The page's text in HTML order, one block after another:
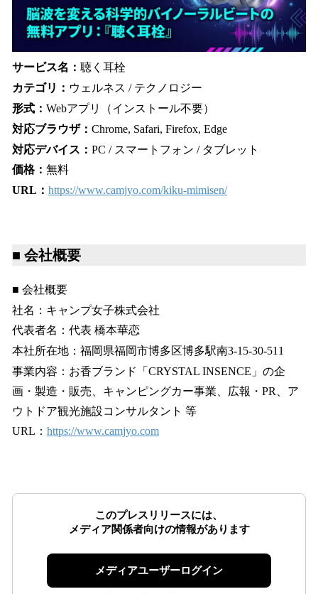
サービス名： 聴く耳栓
カテゴリ： ウェルネス / テクノロジー
形式： Webアプリ（インストール不要）
対応ブラウザ： Chrome, Safari, Firefox, Edge
対応デバイス： PC / スマートフォン / タブレット
価格： 無料
URL： https://www.camjyo.com/kiku-mimisen/
■ 会社概要
■ 会社概要
社名：キャンプ女子株式会社
代表者名：代表 橋本華恋
本社所在地：福岡県福岡市博多区博多駅南3-15-30-511
事業内容：お香ブランド「CRYSTAL INSENCE」の企
画・製造・販売、キャンピングカー事業、広報・PR、ア
ウトドア観光施設コンサルタント 等
URL： https://www.camjyo.com
このプレスリリースには、
メディア関係者向けの情報があります
メディアユーザーログイン